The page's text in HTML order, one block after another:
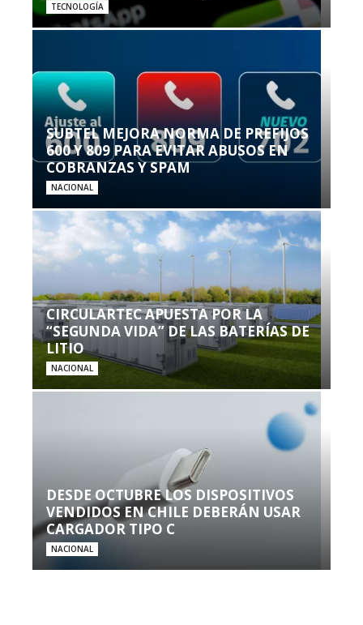
TECNOLOGÍA
SUBTEL MEJORA NORMA DE PREFIJOS
600 Y 809 PARA EVITAR ABUSOS EN
COBRANZAS Y SPAM
NACIONAL
CIRCULARTEC APUESTA POR LA
“SEGUNDA VIDA” DE LAS BATERÍAS DE
LITIO
NACIONAL
DESDE OCTUBRE LOS DISPOSITIVOS
VENDIDOS EN CHILE DEBERÁN USAR
CARGADOR TIPO C
NACIONAL